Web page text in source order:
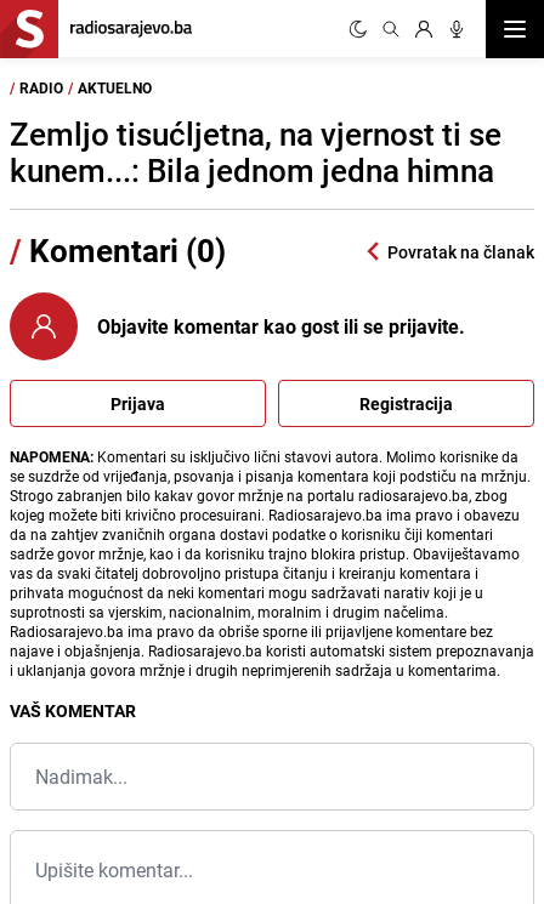
/ RADIO / AKTUELNO
Zemljo tisućljetna, na vjernost ti se
kunem...: Bila jednom jedna himna
/ Komentari (0) Povratak na članak
Objavite komentar kao gost ili se prijavite.
Prijava Registracija
NAPOMENA: Komentari su isključivo lični stavovi autora. Molimo korisnike da
se suzdrže od vrijeđanja, psovanja i pisanja komentara koji podstiču na mržnju.
Strogo zabranjen bilo kakav govor mržnje na portalu radiosarajevo.ba, zbog
kojeg možete biti krivično procesuirani. Radiosarajevo.ba ima pravo i obavezu
da na zahtjev zvaničnih organa dostavi podatke o korisniku čiji komentari
sadrže govor mržnje, kao i da korisniku trajno blokira pristup. Obaviještavamo
vas da svaki čitatelj dobrovoljno pristupa čitanju i kreiranju komentara i
prihvata mogućnost da neki komentari mogu sadržavati narativ koji je u
suprotnosti sa vjerskim, nacionalnim, moralnim i drugim načelima.
Radiosarajevo.ba ima pravo da obriše sporne ili prijavljene komentare bez
najave i objašnjenja. Radiosarajevo.ba koristi automatski sistem prepoznavanja
i uklanjanja govora mržnje i drugih neprimjerenih sadržaja u komentarima.
VAŠ KOMENTAR